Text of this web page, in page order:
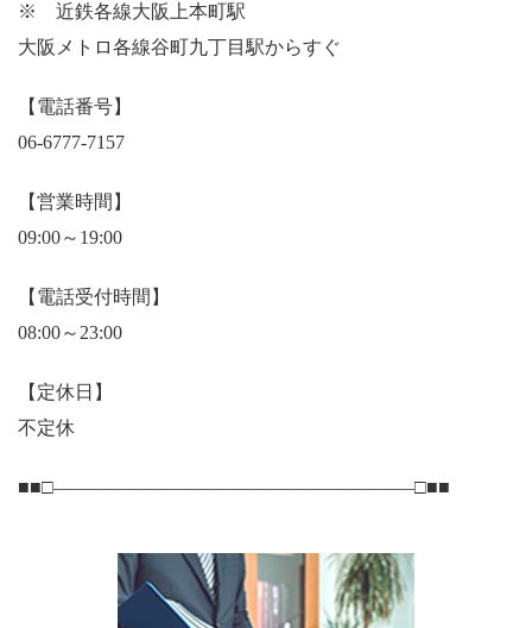
※ 近鉄各線大阪上本町駅
大阪メトロ各線谷町九丁目駅からすぐ
【電話番号】
06-6777-7157
【営業時間】
09:00～19:00
【電話受付時間】
08:00～23:00
【定休日】
不定休
■■□―――――――――――――――――――□■■